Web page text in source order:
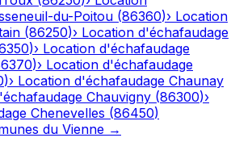
du-Poitou (86360)› Location
(86250)› Location d'échafaudage
)› Location d'échafaudage
)› Location d'échafaudage
)› Location d'échafaudage Chaunay
Chauvigny (86300)›
Chenevelles (86450)
du Vienne →